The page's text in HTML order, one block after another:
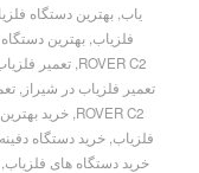
یاب,بهترین دستگاه
فلزیاب, بهترین
ROVER C2
, تعمیر
تعمیر فلزیاب در شیراز,
ROVER C2
, خرید
فلزیاب,خرید دستگاه
خرید دستگاه های فلزیاب